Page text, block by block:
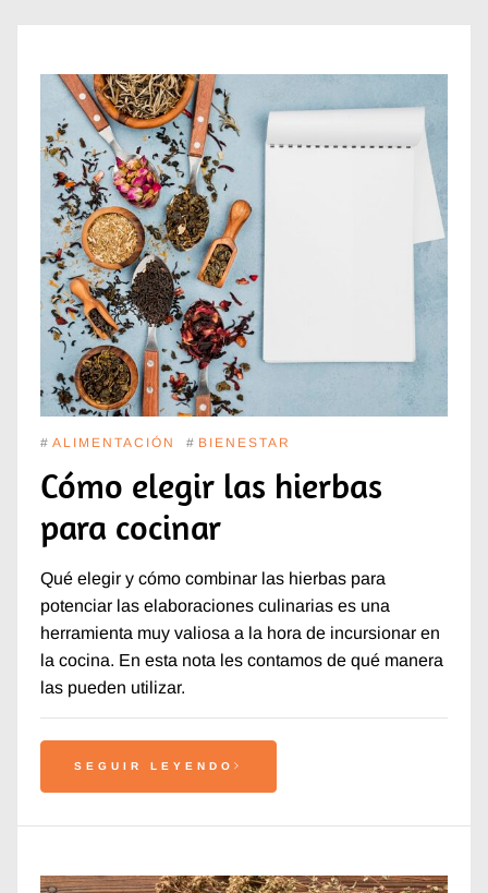
# ALIMENTACIÓN # BIENESTAR
Cómo elegir las hierbas
para cocinar
Qué elegir y cómo combinar las hierbas para
potenciar las elaboraciones culinarias es una
herramienta muy valiosa a la hora de incursionar en
la cocina. En esta nota les contamos de qué manera
las pueden utilizar.
SEGUIR LEYENDO